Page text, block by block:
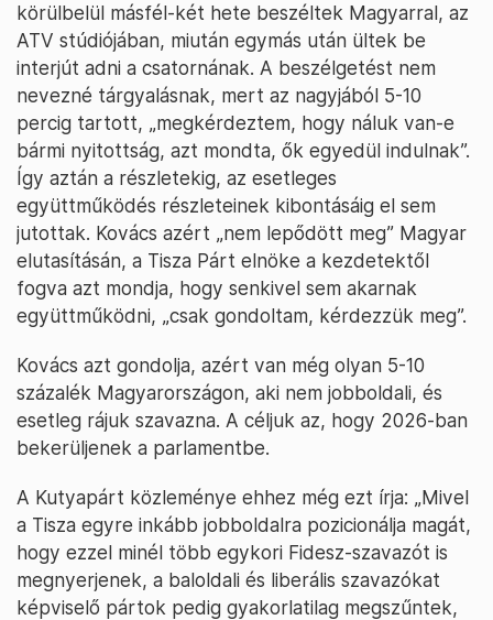
körülbelül másfél-két hete beszéltek Magyarral, az
ATV stúdiójában, miután egymás után ültek be
interjút adni a csatornának. A beszélgetést nem
nevezné tárgyalásnak, mert az nagyjából 5-10
percig tartott, „megkérdeztem, hogy náluk van-e
bármi nyitottság, azt mondta, ők egyedül indulnak”.
Így aztán a részletekig, az esetleges
együttműködés részleteinek kibontásáig el sem
jutottak. Kovács azért „nem lepődött meg” Magyar
elutasításán, a Tisza Párt elnöke a kezdetektől
fogva azt mondja, hogy senkivel sem akarnak
együttműködni, „csak gondoltam, kérdezzük meg”.
Kovács azt gondolja, azért van még olyan 5-10
százalék Magyarországon, aki nem jobboldali, és
esetleg rájuk szavazna. A céljuk az, hogy 2026-ban
bekerüljenek a parlamentbe.
A Kutyapárt közleménye ehhez még ezt írja: „Mivel
a Tisza egyre inkább jobboldalra pozicionálja magát,
hogy ezzel minél több egykori Fidesz-szavazót is
megnyerjenek, a baloldali és liberális szavazókat
képviselő pártok pedig gyakorlatilag megszűntek,